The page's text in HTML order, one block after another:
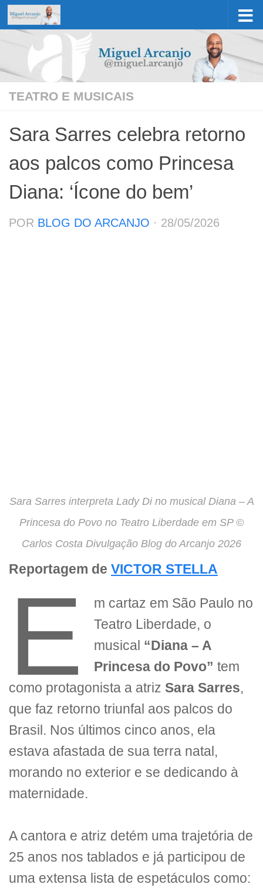
Skip to content
TEATRO E MUSICAIS
Sara Sarres celebra retorno
aos palcos como Princesa
Diana: ‘Ícone do bem’
POR BLOG DO ARCANJO · 28/05/2026
Sara Sarres interpreta Lady Di no musical Diana – A
Princesa do Povo no Teatro Liberdade em SP ©
Carlos Costa Divulgação Blog do Arcanjo 2026
Reportagem de VICTOR STELLA
E
m cartaz em São Paulo no
Teatro Liberdade, o
musical “Diana – A
Princesa do Povo” tem
como protagonista a atriz Sara Sarres,
que faz retorno triunfal aos palcos do
Brasil. Nos últimos cinco anos, ela
estava afastada de sua terra natal,
morando no exterior e se dedicando à
maternidade.
A cantora e atriz detém uma trajetória de
25 anos nos tablados e já participou de
uma extensa lista de espetáculos como: